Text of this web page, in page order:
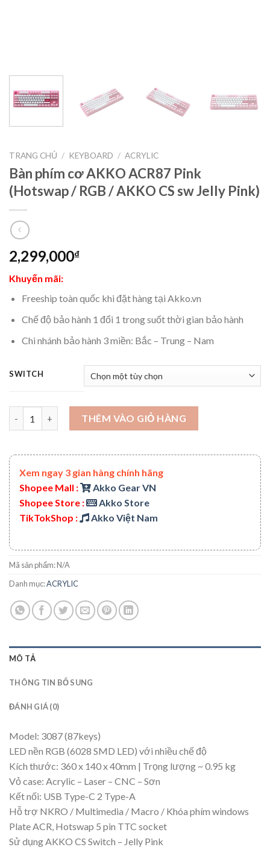
TRANG CHỦ / KEYBOARD / ACRYLIC
Bàn phím cơ AKKO ACR87 Pink
(Hotswap / RGB / AKKO CS sw Jelly Pink)
2,299,000₫
Khuyến mãi:
Freeship toàn quốc khi đặt hàng tại Akko.vn
Chế độ bảo hành 1 đổi 1 trong suốt thời gian bảo hành
Chi nhánh bảo hành 3 miền: Bắc – Trung – Nam
SWITCH
Bàn phím cơ AKKO ACR87 Pink (Hotswap / RGB / AKKO CS sw
THÊM VÀO GIỎ HÀNG
Xem ngay 3 gian hàng chính hãng
Shopee Mall :
Akko Gear VN
Shopee Store :
Akko Store
TikTokShop :
Akko Việt Nam
Mã sản phẩm:N/A
Danh mục:ACRYLIC
MÔ TẢ
THÔNG TIN BỔ SUNG
ĐÁNH GIÁ (0)
Model: 3087 (87keys)
LED nền RGB (6028 SMD LED) với nhiều chế độ
Kích thước: 360 x 140 x 40mm | Trọng lượng ~ 0.95 kg
Vỏ case: Acrylic – Laser – CNC – Sơn
Kết nối: USB Type-C 2 Type-A
Hỗ trợ NKRO / Multimedia / Macro / Khóa phím windows
Plate ACR, Hotswap 5 pin TTC socket
Sử dụng AKKO CS Switch – Jelly Pink